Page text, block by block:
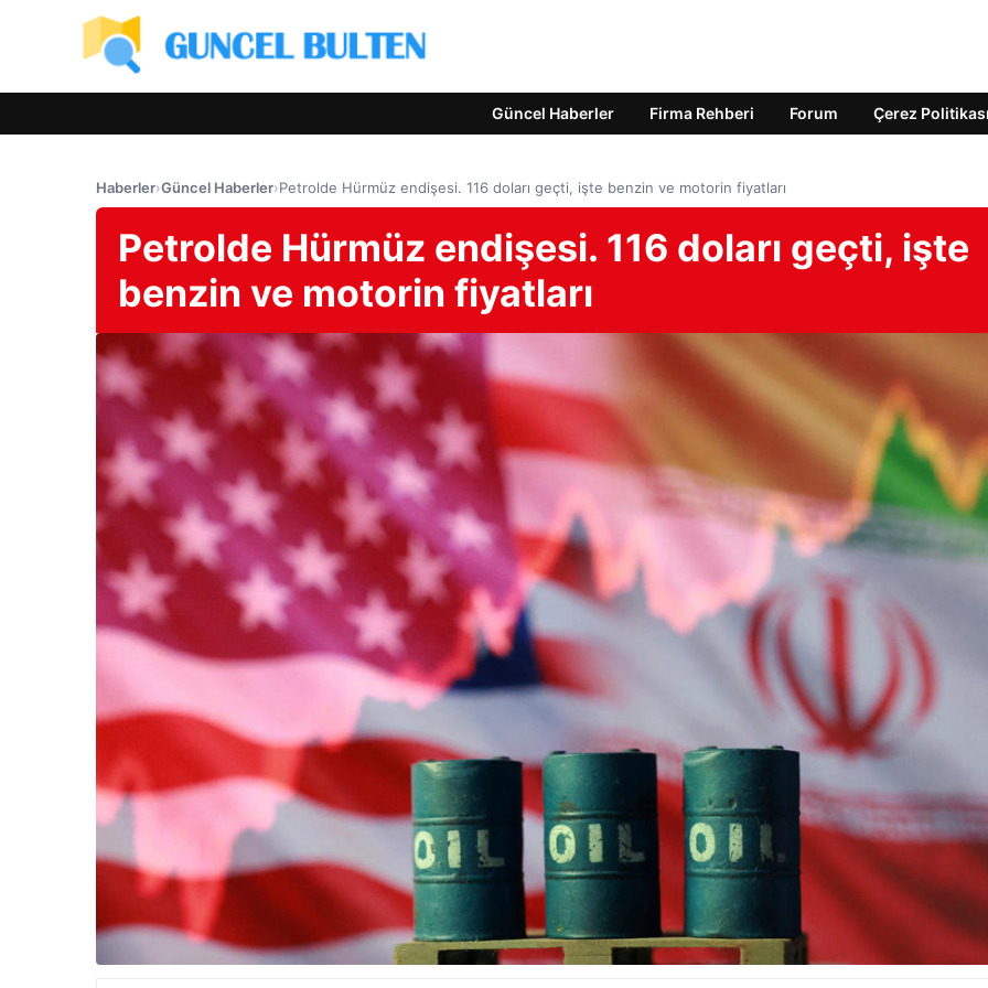
Güncel Haberler Firma Rehberi Forum Çerez Politikası
Haberler›Güncel Haberler›Petrolde Hürmüz endişesi. 116 doları geçti, işte benzin ve motorin fiyatları
Petrolde Hürmüz endişesi. 116 doları geçti, işte
benzin ve motorin fiyatları